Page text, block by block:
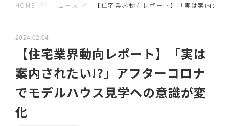
HOME ニュース 【住宅業界動向レポート】「実は案内さ...
2024.02.04
【住宅業界動向レポート】「実は
案内されたい!?」アフターコロナ
でモデルハウス見学への意識が変
化